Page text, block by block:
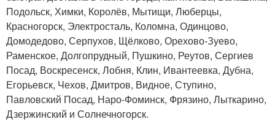
Подольск, Химки, Королёв, Мытищи, Люберцы,
Красногорск, Электросталь, Коломна, Одинцово,
Домодедово, Серпухов, Щёлково, Орехово-Зуево,
Раменское, Долгопрудный, Пушкино, Реутов, Сергиев
Посад, Воскресенск, Лобня, Клин, Ивантеевка, Дубна,
Егорьевск, Чехов, Дмитров, Видное, Ступино,
Павловский Посад, Наро-Фоминск, Фрязино, Лыткарино,
Дзержинский и Солнечногорск.